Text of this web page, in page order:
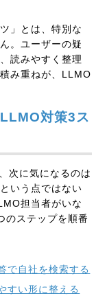
」とは、特別な
。ユーザーの疑
読みやすく整理
み重ねが、LLMO
対策3ス
次に気になるのは
いう点ではない
担当者がいな
のステップを順番
自社を検索する
い形に整える